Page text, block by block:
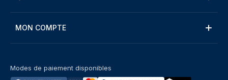
MON COMPTE
Modes de paiement disponibles